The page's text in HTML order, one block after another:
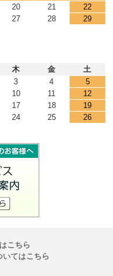
20 21
22
27 28
29
木 金
土
3 4
5
10 11
12
17 18
19
24 25
26
こちら
いてはこちら